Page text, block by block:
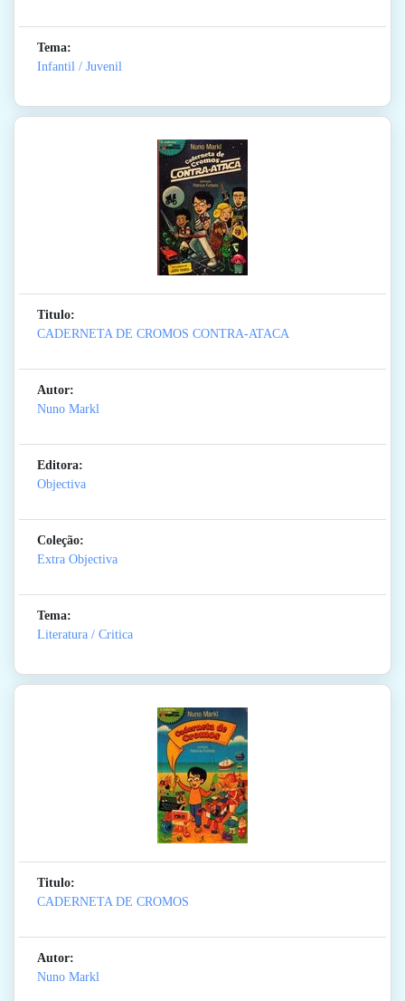
Tema:
Infantil / Juvenil
Titulo:
CADERNETA DE CROMOS CONTRA-ATACA
Autor:
Nuno Markl
Editora:
Objectiva
Coleção:
Extra Objectiva
Tema:
Literatura / Critica
Titulo:
CADERNETA DE CROMOS
Autor:
Nuno Markl